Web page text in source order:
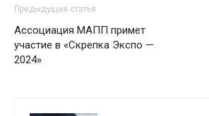
Предыдущая статья
Ассоциация МАПП примет
участие в «Скрепка Экспо —
2024»